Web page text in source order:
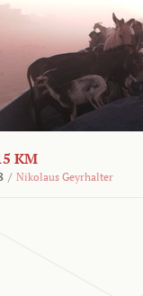
KM
/ Nikolaus Geyrhalter